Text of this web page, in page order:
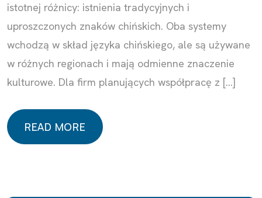
istotnej różnicy: istnienia tradycyjnych i
uproszczonych znaków chińskich. Oba systemy
wchodzą w skład języka chińskiego, ale są używane
w różnych regionach i mają odmienne znaczenie
kulturowe. Dla firm planujących współpracę z […]
READ MORE
READ MORE